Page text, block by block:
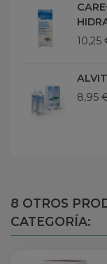
10,25
8,95
8 OTROS
CATEGORÍA: